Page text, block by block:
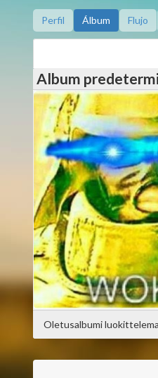
Perfil Álbum Flujo
Album
Oletusalbumi